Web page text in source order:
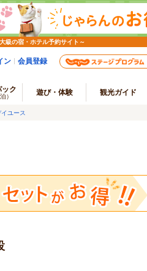
級の宿・ホテル予約サイト～
ン 会員登録
ック
） 遊び・体験 観光ガイド
ユース